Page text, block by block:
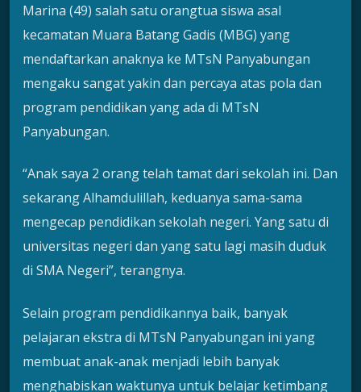
Marina (49) salah satu orangtua siswa asal
kecamatan Muara Batang Gadis (MBG) yang
mendaftarkan anaknya ke MTsN Panyabungan
mengaku sangat yakin dan percaya atas pola dan
program pendidikan yang ada di MTsN
Panyabungan.
“Anak saya 2 orang telah tamat dari sekolah ini. Dan
sekarang Alhamdulillah, keduanya sama-sama
mengecap pendidikan sekolah negeri. Yang satu di
universitas negeri dan yang satu lagi masih duduk
di SMA Negeri”, terangnya.
Selain program pendidikannya baik, banyak
pelajaran ekstra di MTsN Panyabungan ini yang
membuat anak-anak menjadi lebih banyak
menghabiskan waktunya untuk belajar ketimbang